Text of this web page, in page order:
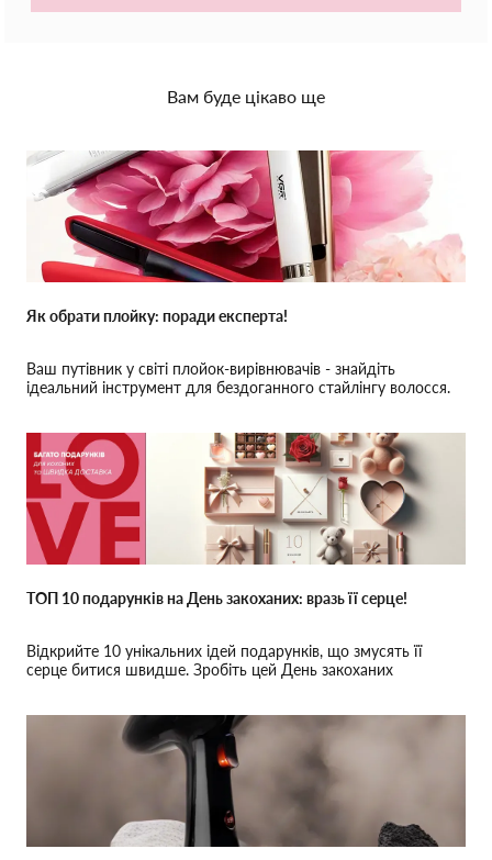
Вам буде цікаво ще
Як обрати плойку: поради експерта!
Ваш путівник у світі плойок-вирівнювачів - знайдіть
ідеальний інструмент для бездоганного стайлінгу волосся.
ТОП 10 подарунків на День закоханих: вразь її серце!
Відкрийте 10 унікальних ідей подарунків, що змусять її
серце битися швидше. Зробіть цей День закоханих